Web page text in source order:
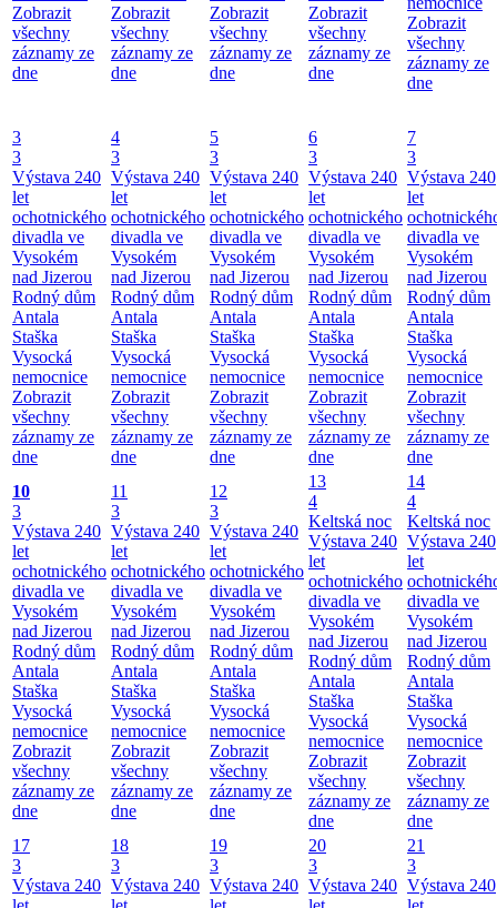
Zobrazit
všechny
záznamy ze
dne
Zobrazit
všechny
záznamy ze
dne
Zobrazit
všechny
záznamy ze
dne
Zobrazit
všechny
záznamy ze
dne
Zobrazit
všechny
záznamy ze
dne
3
3
Výstava 240
let
ochotnického
divadla ve
Vysokém
nad Jizerou
Rodný dům
Antala
Staška
Vysocká
nemocnice
Zobrazit
všechny
záznamy ze
dne
4
3
Výstava 240
let
ochotnického
divadla ve
Vysokém
nad Jizerou
Rodný dům
Antala
Staška
Vysocká
nemocnice
Zobrazit
všechny
záznamy ze
dne
5
3
Výstava 240
let
ochotnického
divadla ve
Vysokém
nad Jizerou
Rodný dům
Antala
Staška
Vysocká
nemocnice
Zobrazit
všechny
záznamy ze
dne
6
3
Výstava 240
let
ochotnického
divadla ve
Vysokém
nad Jizerou
Rodný dům
Antala
Staška
Vysocká
nemocnice
Zobrazit
všechny
záznamy ze
dne
7
3
Výstava 240
let
divadla ve
Vysokém
nad Jizerou
Rodný dům
Antala
Staška
Vysocká
nemocnice
Zobrazit
všechny
záznamy ze
dne
10
3
Výstava 240
let
ochotnického
divadla ve
Vysokém
nad Jizerou
Rodný dům
Antala
Staška
Vysocká
nemocnice
Zobrazit
všechny
záznamy ze
dne
11
3
Výstava 240
let
ochotnického
divadla ve
Vysokém
nad Jizerou
Rodný dům
Antala
Staška
Vysocká
nemocnice
Zobrazit
všechny
záznamy ze
dne
12
3
Výstava 240
let
ochotnického
divadla ve
Vysokém
nad Jizerou
Rodný dům
Antala
Staška
Vysocká
nemocnice
Zobrazit
všechny
záznamy ze
dne
13
4
Keltská noc
Výstava 240
let
ochotnického
divadla ve
Vysokém
nad Jizerou
Rodný dům
Antala
Staška
Vysocká
nemocnice
Zobrazit
všechny
záznamy ze
dne
14
4
Keltská noc
Výstava 240
let
divadla ve
Vysokém
nad Jizerou
Rodný dům
Antala
Staška
Vysocká
nemocnice
Zobrazit
všechny
záznamy ze
dne
17
3
Výstava 240
18
3
Výstava 240
19
3
Výstava 240
20
3
Výstava 240
21
3
Výstava 240